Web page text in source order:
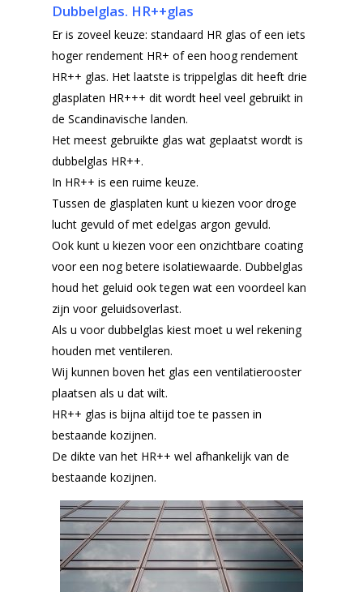
Dubbelglas. HR++glas
Er is zoveel keuze: standaard HR glas of een iets
hoger rendement HR+ of een hoog rendement
HR++ glas. Het laatste is trippelglas dit heeft drie
glasplaten HR+++ dit wordt heel veel gebruikt in
de Scandinavische landen.
Het meest gebruikte glas wat geplaatst wordt is
dubbelglas HR++.
In HR++ is een ruime keuze.
Tussen de glasplaten kunt u kiezen voor droge
lucht gevuld of met edelgas argon gevuld.
Ook kunt u kiezen voor een onzichtbare coating
voor een nog betere isolatiewaarde. Dubbelglas
houd het geluid ook tegen wat een voordeel kan
zijn voor geluidsoverlast.
Als u voor dubbelglas kiest moet u wel rekening
houden met ventileren.
Wij kunnen boven het glas een ventilatierooster
plaatsen als u dat wilt.
HR++ glas is bijna altijd toe te passen in
bestaande kozijnen.
De dikte van het HR++ wel afhankelijk van de
bestaande kozijnen.